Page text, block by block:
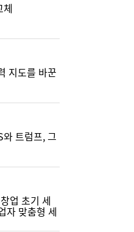
체
지도를 바꾼
트럼프, 그
업 초기 세
자 맞춤형 세